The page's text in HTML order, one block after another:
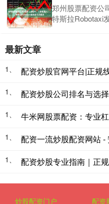
郑州股票配资公
特斯拉Robotaxi
最新文章
1、 配资炒股官网平台|正规
1、 配资炒股公司排名与选
1、 牛米网股票配资：专业
1、 配资一流炒股配资网站 -
1、 配资炒股专业指南｜正
炒股配资门户 配资